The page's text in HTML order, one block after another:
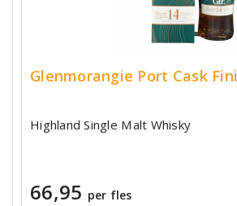
Glenmorangie Port Cask
Highland Single Malt Whisky
66,95 per fles